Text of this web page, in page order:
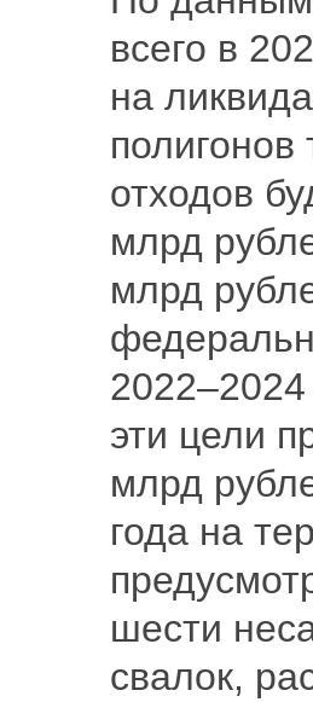
всего в
на
отходов
млрд
млрд
эти цели
млрд
года на
шести
свалок,